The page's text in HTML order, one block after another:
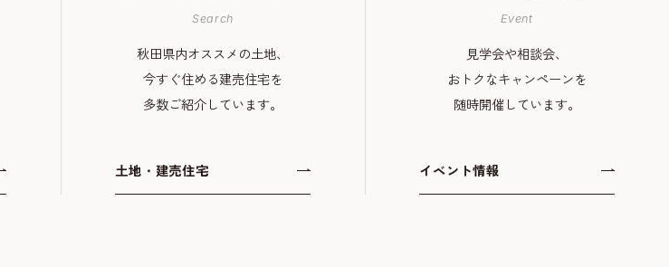
Search
秋田県内オススメの土地、
今すぐ住める建売住宅を
多数ご紹介しています。
土地・建売住宅
Event
見学会や相談会、
おトクなキャンペーンを
随時開催しています。
イベント情報